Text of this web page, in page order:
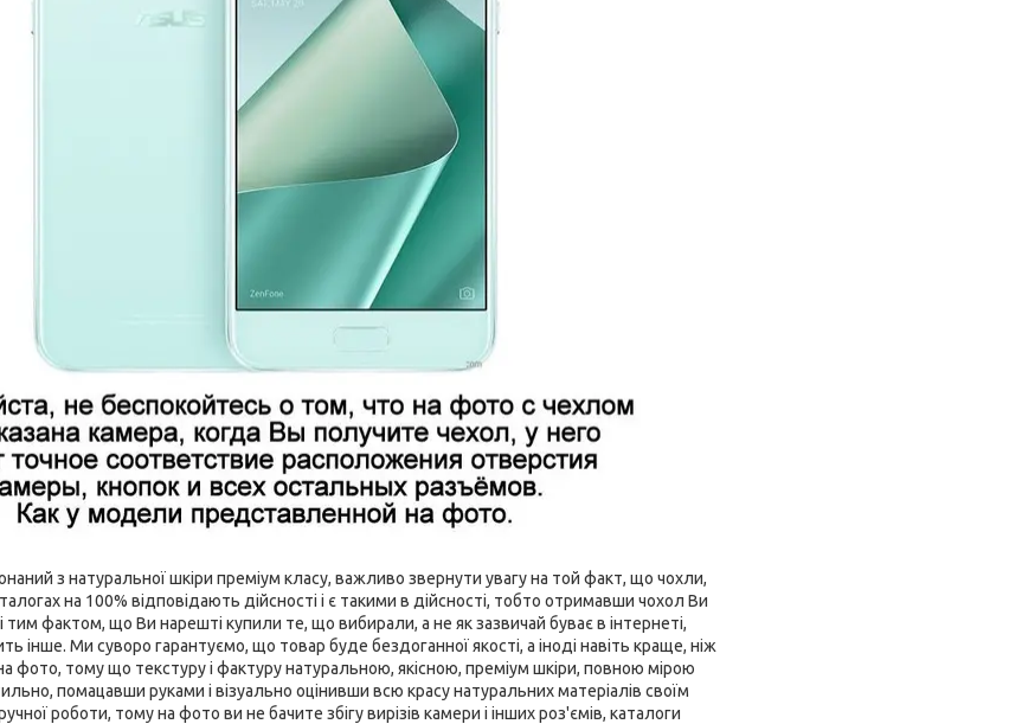
з натуральної шкіри преміум класу, важливо звернути увагу на той факт, що чохли,
на 100% відповідають дійсності і є такими в дійсності, тобто отримавши чохол Ви
фактом, що Ви нарешті купили те, що вибирали, а не як зазвичай буває в інтернеті,
інше. Ми суворо гарантуємо, що товар буде бездоганної якості, а іноді навіть краще, ніж
фото, тому що текстуру і фактуру натуральною, якісною, преміум шкіри, повною мірою
помацавши руками і візуально оцінивши всю красу натуральних матеріалів своїм
роботи, тому на фото ви не бачите збігу вирізів камери і інших роз'ємів, каталоги